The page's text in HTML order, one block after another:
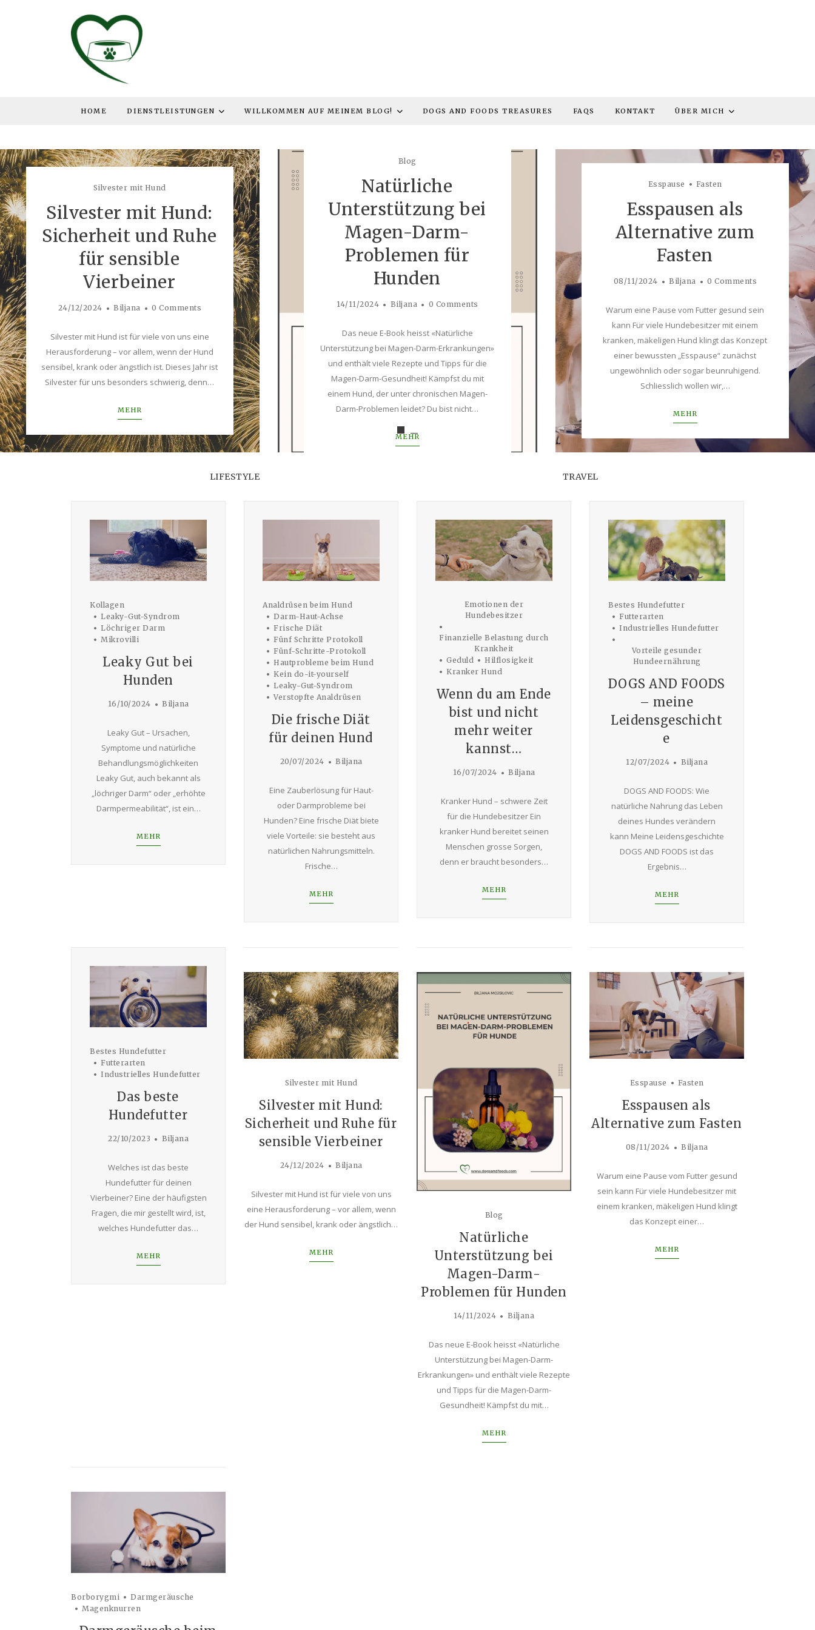
HOME DIENSTLEISTUNGEN WILLKOMMEN AUF MEINEM BLOG! DOGS AND FOODS TREASURES FAQS KONTAKT ÜBER MICH
Silvester mit Hund
Silvester mit Hund:
Sicherheit und Ruhe
für sensible
Vierbeiner
24/12/2024 Biljana 0 Comments
Silvester mit Hund ist für viele von uns eine
Herausforderung – vor allem, wenn der Hund
sensibel, krank oder ängstlich ist. Dieses Jahr ist
Silvester für uns besonders schwierig, denn…
MEHR
Blog
Natürliche
Unterstützung bei
Magen-Darm-
Problemen für
Hunden
14/11/2024 Biljana 0 Comments
Das neue E-Book heisst «Natürliche
Unterstützung bei Magen-Darm-Erkrankungen»
und enthält viele Rezepte und Tipps für die
Magen-Darm-Gesundheit! Kämpfst du mit
einem Hund, der unter chronischen Magen-
Darm-Problemen leidet? Du bist nicht…
MEHR
Esspause Fasten
Esspausen als
Alternative zum
Fasten
08/11/2024 Biljana 0 Comments
Warum eine Pause vom Futter gesund sein
kann Für viele Hundebesitzer mit einem
kranken, mäkeligen Hund klingt das Konzept
einer bewussten „Esspause“ zunächst
ungewöhnlich oder sogar beunruhigend.
Schliesslich wollen wir,…
MEHR
LIFESTYLE TRAVEL
Kollagen
Leaky-Gut-Syndrom
Löchriger Darm
Mikrovilli
Leaky Gut bei
Hunden
16/10/2024 Biljana
Leaky Gut – Ursachen,
Symptome und natürliche
Behandlungsmöglichkeiten
Leaky Gut, auch bekannt als
„löchriger Darm“ oder „erhöhte
Darmpermeabilität“, ist ein…
MEHR
Analdrüsen beim Hund
Darm-Haut-Achse
Frische Diät
Fünf Schritte Protokoll
Fünf-Schritte-Protokoll
Hautprobleme beim Hund
Kein do-it-yourself
Leaky-Gut-Syndrom
Verstopfte Analdrüsen
Die frische Diät
für deinen Hund
20/07/2024 Biljana
Eine Zauberlösung für Haut-
oder Darmprobleme bei
Hunden? Eine frische Diät biete
viele Vorteile: sie besteht aus
natürlichen Nahrungsmitteln.
Frische…
MEHR
Emotionen der
Hundebesitzer
Finanzielle Belastung durch
Krankheit
Geduld
Hilflosigkeit
Kranker Hund
Wenn du am Ende
bist und nicht
mehr weiter
kannst…
16/07/2024 Biljana
Kranker Hund – schwere Zeit
für die Hundebesitzer Ein
kranker Hund bereitet seinen
Menschen grosse Sorgen,
denn er braucht besonders…
MEHR
Bestes Hundefutter
Futterarten
Industrielles Hundefutter
Vorteile gesunder
Hundeernährung
DOGS AND FOODS
– meine
Leidensgeschicht
e
12/07/2024 Biljana
DOGS AND FOODS: Wie
natürliche Nahrung das Leben
deines Hundes verändern
kann Meine Leidensgeschichte
DOGS AND FOODS ist das
Ergebnis…
MEHR
Bestes Hundefutter
Futterarten
Industrielles Hundefutter
Das beste
Hundefutter
22/10/2023 Biljana
Welches ist das beste
Hundefutter für deinen
Vierbeiner? Eine der häufigsten
Fragen, die mir gestellt wird, ist,
welches Hundefutter das…
MEHR
Silvester mit Hund
Silvester mit Hund:
Sicherheit und Ruhe für
sensible Vierbeiner
24/12/2024 Biljana
Silvester mit Hund ist für viele von uns
eine Herausforderung – vor allem, wenn
der Hund sensibel, krank oder ängstlich…
MEHR
Blog
Natürliche
Unterstützung bei
Magen-Darm-
Problemen für Hunden
14/11/2024 Biljana
Das neue E-Book heisst «Natürliche
Unterstützung bei Magen-Darm-
Erkrankungen» und enthält viele Rezepte
und Tipps für die Magen-Darm-
Gesundheit! Kämpfst du mit…
MEHR
Esspause Fasten
Esspausen als
Alternative zum Fasten
08/11/2024 Biljana
Warum eine Pause vom Futter gesund
sein kann Für viele Hundebesitzer mit
einem kranken, mäkeligen Hund klingt
das Konzept einer…
MEHR
Borborygmi
Darmgeräusche
Magenknurren